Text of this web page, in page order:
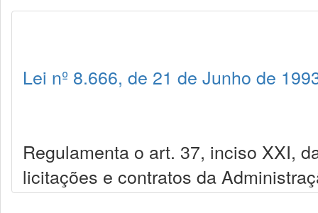
Lei nº 8.666, de 21 de Junho de
Regulamenta o art. 37, inciso XXI,
licitações e contratos da